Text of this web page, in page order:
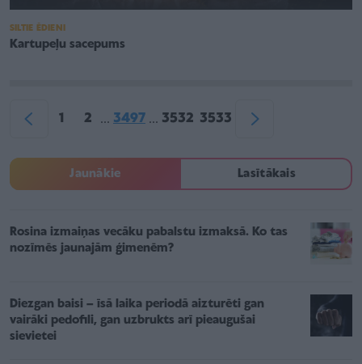
SILTIE ĒDIENI
Kartupeļu sacepums
1 2 ... 3497 ... 3532 3533
Jaunākie Lasītākais
Rosina izmaiņas vecāku pabalstu izmaksā. Ko tas
nozīmēs jaunajām ģimenēm?
Diezgan baisi – īsā laika periodā aizturēti gan
vairāki pedofili, gan uzbrukts arī pieaugušai
sievietei